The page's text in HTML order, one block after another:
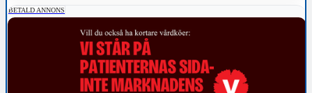
BETALD ANNONS